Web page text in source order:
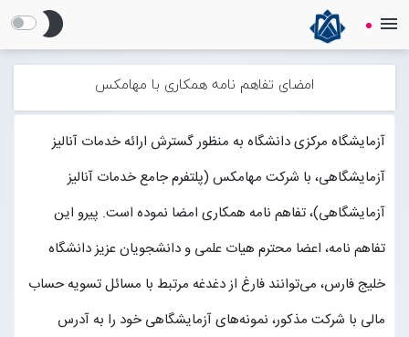
Centlab
آزمایشگاه مرکزی دانشگاه خلیج فارس
صفحه نخست
Open submenu (معــرفی)
معــرفی
Open submenu (HSE)
HSE
Open submenu (خدمات)
خدمات
brightness_2 menu
امضای تفاهم نامه همکاری با مهامکس
آزمایشگاه مرکزی دانشگاه به منظور گسترش ارائه خدمات آنالیز
آزمایشگاهی، با شرکت مهامکس (پلتفرم جامع خدمات آنالیز
آزمایشگاهی)، تفاهم نامه همکاری امضا نموده است. پیرو این
تفاهم نامه، اعضا محترم هیات علمی و دانشجویان عزیز دانشگاه
خلیج فارس، می‌توانند فارغ از دغدغه مرتبط با مسائل تسویه حساب
مالی با شرکت مذکور، نمونه‌های آزمایشگاهی خود را به آدرس